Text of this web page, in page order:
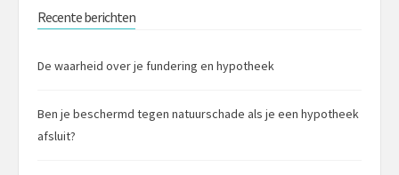
Recente berichten
De waarheid over je fundering en hypotheek
Ben je beschermd tegen natuurschade als je een hypotheek
afsluit?